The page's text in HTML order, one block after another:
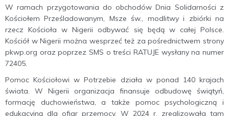
W ramach przygotowania do obchodów Dnia Solidarności z
Kościołem Prześladowanym, Msze św., modlitwy i zbiórki na
rzecz Kościoła w Nigerii odbywać się będą w całej Polsce.
Kościół w Nigerii można wesprzeć też za pośrednictwem strony
pkwp.org oraz poprzez SMS o treści RATUJE wysłany na numer
72405.
Pomoc Kościołowi w Potrzebie działa w ponad 140 krajach
świata. W Nigerii organizacja finansuje odbudowę świątyń,
formację duchowieństwa, a także pomoc psychologiczną i
edukacyjną dla ofiar przemocy. W 2024 r. zrealizowała tam